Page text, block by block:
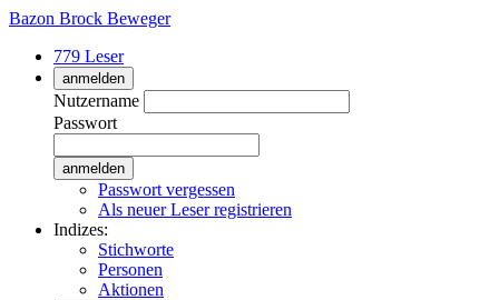
Bazon Brock Beweger
779 Leser
anmelden
Nutzername
Passwort
Passwort vergessen
Als neuer Leser registrieren
Indizes:
Stichworte
Personen
Aktionen